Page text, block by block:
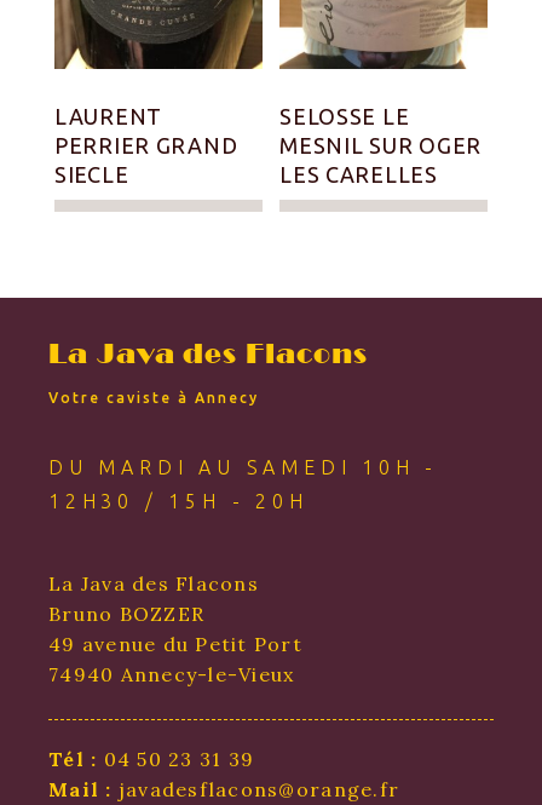
LAURENT
PERRIER GRAND
SIECLE
SELOSSE LE
MESNIL SUR OGER
LES CARELLES
La Java des Flacons
Votre caviste à Annecy
DU MARDI AU SAMEDI 10H -
12H30 / 15H - 20H
La Java des Flacons
Bruno BOZZER
49 avenue du Petit Port
74940 Annecy-le-Vieux
Tél : 04 50 23 31 39
Mail : javadesflacons@orange.fr